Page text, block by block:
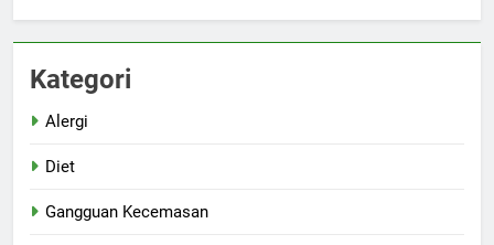
Kategori
Alergi
Diet
Gangguan Kecemasan